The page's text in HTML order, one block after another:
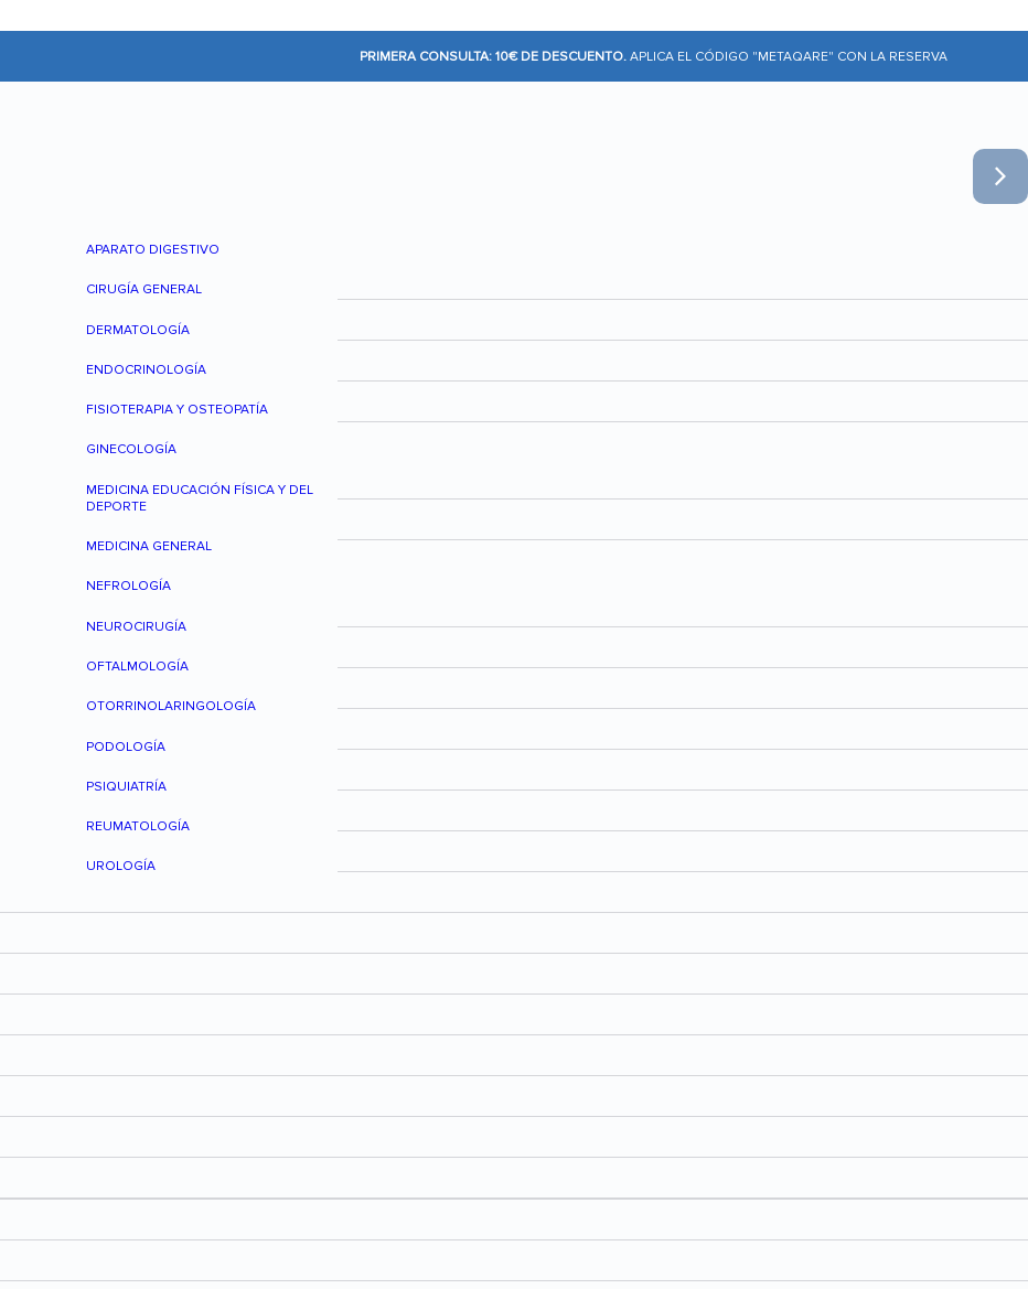
PRIMERA CONSULTA: 10€ DE DESCUENTO. APLICA EL CÓDIGO "METAQARE" CON LA RESERVA
APARATO DIGESTIVO
CIRUGÍA GENERAL
DERMATOLOGÍA
ENDOCRINOLOGÍA
FISIOTERAPIA Y OSTEOPATÍA
GINECOLOGÍA
MEDICINA EDUCACIÓN FÍSICA Y DEL
DEPORTE
MEDICINA GENERAL
NEFROLOGÍA
NEUROCIRUGÍA
OFTALMOLOGÍA
OTORRINOLARINGOLOGÍA
PODOLOGÍA
PSIQUIATRÍA
REUMATOLOGÍA
UROLOGÍA